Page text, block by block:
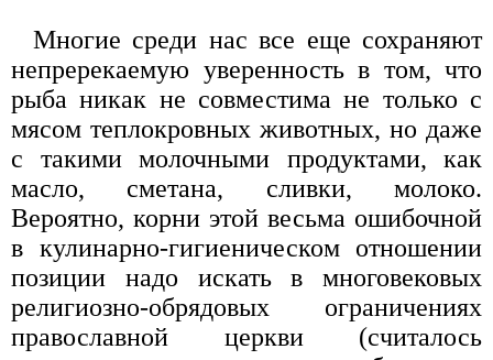
Многие среди нас все еще сохраняют
непререкаемую уверенность в том, что
рыба никак не совместима не только с
мясом теплокровных животных, но даже
с такими молочными продуктами, как
масло, сметана, сливки, молоко.
Вероятно, корни этой весьма ошибочной
в кулинарно-гигиеническом отношении
позиции надо искать в многовековых
религиозно-обрядовых ограничениях
православной церкви (считалось